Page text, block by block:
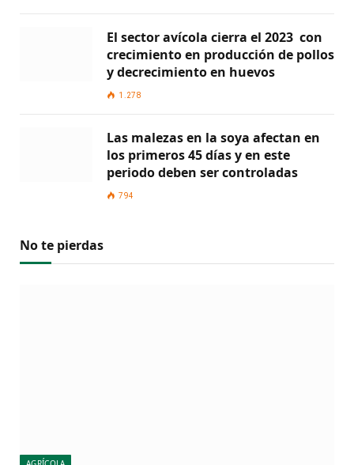
El sector avícola cierra el 2023 con
crecimiento en producción de pollos
y decrecimiento en huevos
1.278
Las malezas en la soya afectan en
los primeros 45 días y en este
periodo deben ser controladas
794
No te pierdas